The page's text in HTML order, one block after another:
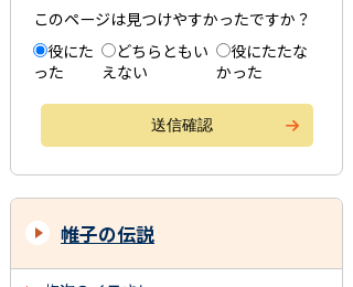
このページは見つけやすかったですか？
役にた
った
どちらともい
えない
役にたたな
かった
帷子の伝説